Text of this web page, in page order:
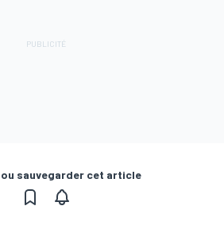
sauvegarder cet article